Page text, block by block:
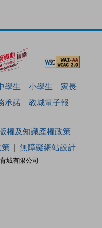
學生 小學生
家長
承諾 教城電子報
城有限公司
權及知識產權政策
無障礙網站設計